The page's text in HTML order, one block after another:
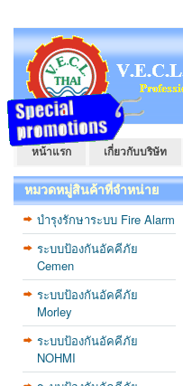
หน้าแรก เกี่ยวกับบริษัท
หมวดหมู่สินค้าที่จำหน่าย
บำรุงรักษาระบบ Fire Alarm
ระบบป้องกันอัคคีภัย
Cemen
ระบบป้องกันอัคคีภัย
Morley
ระบบป้องกันอัคคีภัย
NOHMI